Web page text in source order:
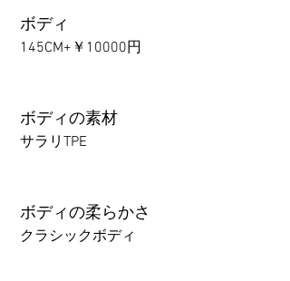
ボディ
145CM+￥10000円
ボディの素材
サラリTPE
ボディの柔らかさ
クラシックボディ